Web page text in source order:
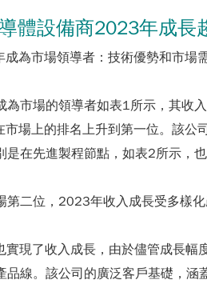
體設備商2023年成長
為市場領導者：技術優勢和市場
為市場的領導者如表1所示，其收
場上的排名上升到第一位。該公
是在先進製程節點，如表2所示，也
第二位，2023年收入成長受多樣
實現了收入成長，由於儘管成長
品線。該公司的廣泛客戶基礎，涵